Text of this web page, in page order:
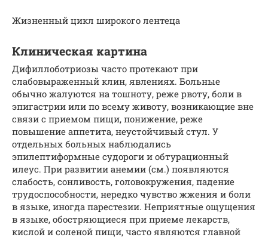
Жизненный цикл широкого лентеца
Клиническая картина
Дифиллоботриозы часто протекают при
слабовыраженный клин, явлениях. Больные
обычно жалуются на тошноту, реже рвоту, боли в
эпигастрии или по всему животу, возникающие вне
связи с приемом пищи, понижение, реже
повышение аппетита, неустойчивый стул. У
отдельных больных наблюдались
эпилептиформные судороги и обтурационный
илеус. При развитии анемии (см.) появляются
слабость, сонливость, головокружения, падение
трудоспособности, нередко чувство жжения и боли
в языке, иногда парестезии. Неприятные ощущения
в языке, обостряющиеся при приеме лекарств,
кислой и соленой пищи, часто являются главной